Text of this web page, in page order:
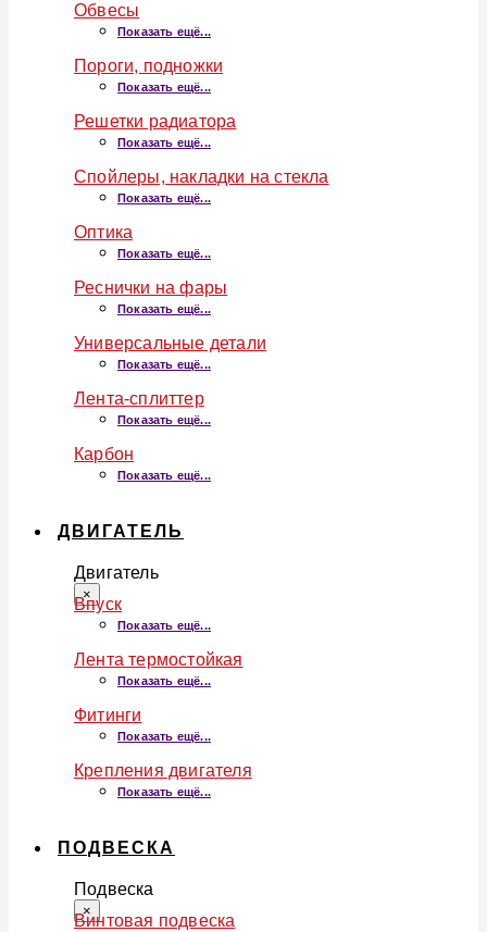
Обвесы
Показать ещё...
Пороги, подножки
Показать ещё...
Решетки радиатора
Показать ещё...
Спойлеры, накладки на стекла
Показать ещё...
Оптика
Показать ещё...
Реснички на фары
Показать ещё...
Универсальные детали
Показать ещё...
Лента-сплиттер
Показать ещё...
Карбон
Показать ещё...
ДВИГАТЕЛЬ
Двигатель
×
Впуск
Показать ещё...
Лента термостойкая
Показать ещё...
Фитинги
Показать ещё...
Крепления двигателя
Показать ещё...
ПОДВЕСКА
Подвеска
×
Винтовая подвеска